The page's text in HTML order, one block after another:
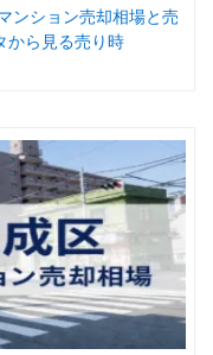
ンション売却相場と売
から見る売り時